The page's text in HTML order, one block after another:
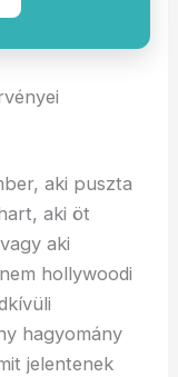
aki puszta
aki öt
aki
hollywoodi
hagyomány
jelentenek